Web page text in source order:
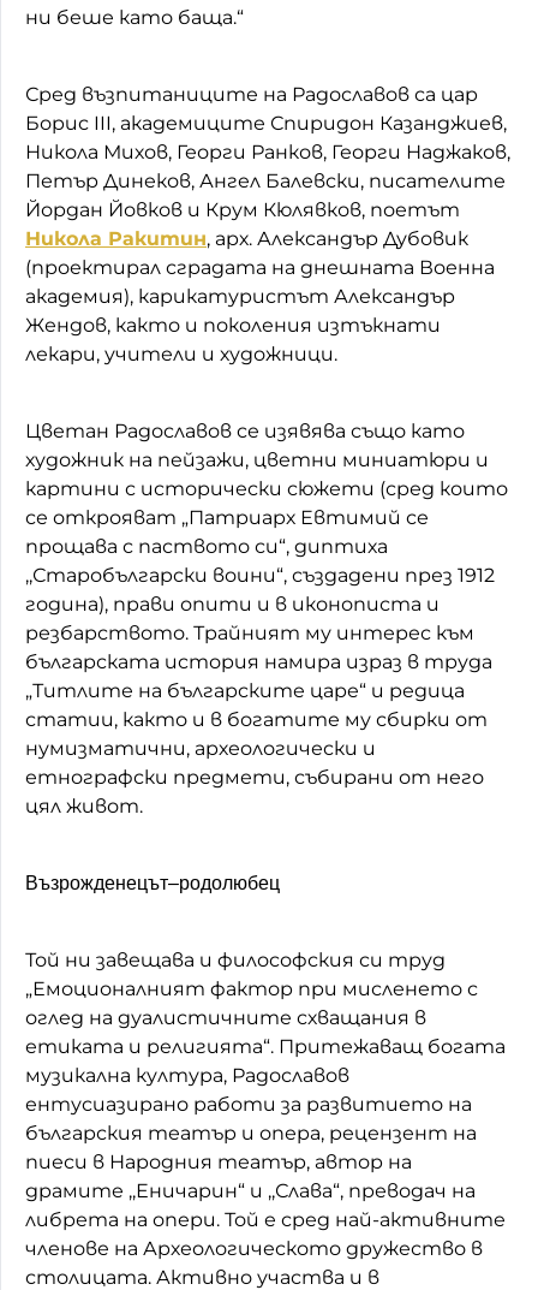
ни беше като баща.“
Сред възпитаниците на Радославов са цар
Борис III, академиците Спиридон Казанджиев,
Никола Михов, Георги Ранков, Георги Наджаков,
Петър Динеков, Ангел Балевски, писателите
Йордан Йовков и Крум Кюлявков, поетът
Никола Ракитин, арх. Александър Дубовик
(проектирал сградата на днешната Военна
академия), карикатуристът Александър
Жендов, както и поколения изтъкнати
лекари, учители и художници.
Цветан Радославов се изявява също като
художник на пейзажи, цветни миниатюри и
картини с исторически сюжети (сред които
се открояват „Патриарх Евтимий се
прощава с паството си“, диптиха
,,Старобългарски воини“, създадени през 1912
година), прави опити и в иконописта и
резбарството. Трайният му интерес към
българската история намира израз в труда
„Титлите на българските царе“ и редица
статии, както и в богатите му сбирки от
нумизматични, археологически и
етнографски предмети, събирани от него
цял живот.
Възрожденецът–родолюбец
Той ни завещава и философския си труд
„Емоционалният фактор при мисленето с
оглед на дуалистичните схващания в
етиката и религията“. Притежаващ богата
музикална култура, Радославов
ентусиазирано работи за развитието на
българския театър и опера, рецензент на
пиеси в Народния театър, автор на
драмите ,,Еничарин“ и ,,Слава“, преводач на
либрета на опери. Той е сред най-активните
членове на Археологическото дружество в
столицата. Активно участва и в